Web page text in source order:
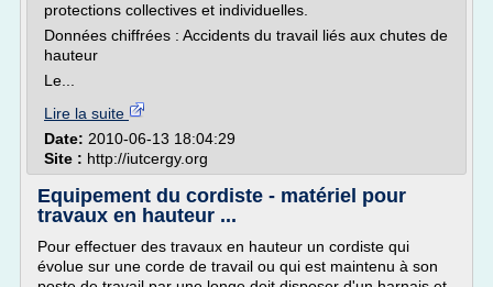
protections collectives et individuelles.
Données chiffrées : Accidents du travail liés aux chutes de
hauteur
Le...
Lire la suite
Date: 2010-06-13 18:04:29
Site : http://iutcergy.org
Equipement du cordiste - matériel pour
travaux en hauteur ...
Pour effectuer des travaux en hauteur un cordiste qui
évolue sur une corde de travail ou qui est maintenu à son